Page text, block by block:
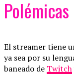
Polémicas
El streamer tiene
ya sea por su
baneado de Twitch